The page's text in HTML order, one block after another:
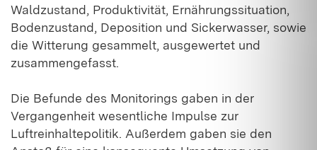
Waldzustand, Produktivität, Ernährungssituation,
Bodenzustand, Deposition und Sickerwasser, sowie
die Witterung gesammelt, ausgewertet und
zusammengefasst.
Die Befunde des Monitorings gaben in der
Vergangenheit wesentliche Impulse zur
Luftreinhaltepolitik. Außerdem gaben sie den